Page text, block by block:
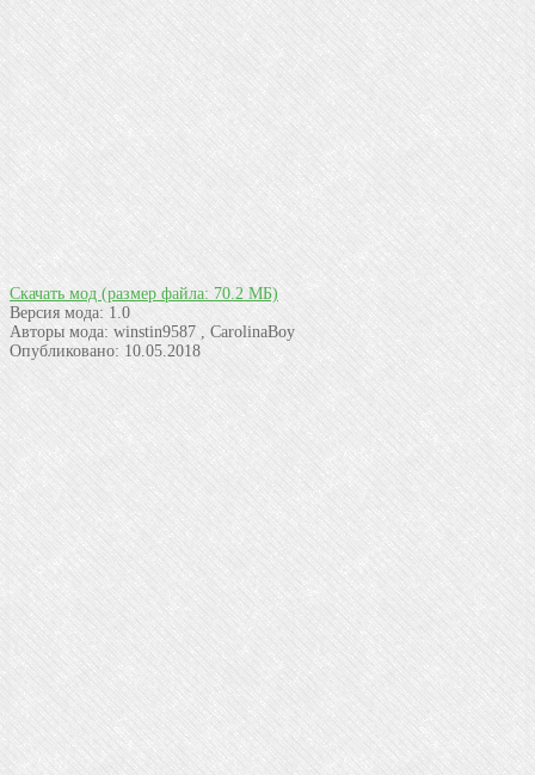
Скачать мод (размер файла: 70.2 МБ)
Версия мода: 1.0
Авторы мода: winstin9587 , CarolinaBoy
Опубликовано: 10.05.2018